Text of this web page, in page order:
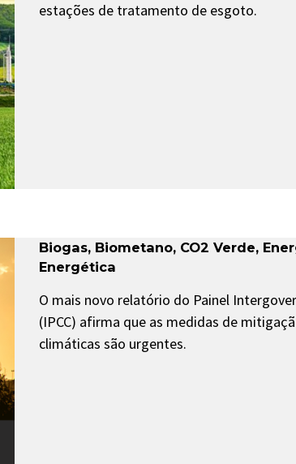
estações de tratamento de esgoto.
Biogas, Biometano, CO2 Verde,
Energética
O mais novo relatório do Painel
(IPCC) afirma que as medidas de
climáticas são urgentes.